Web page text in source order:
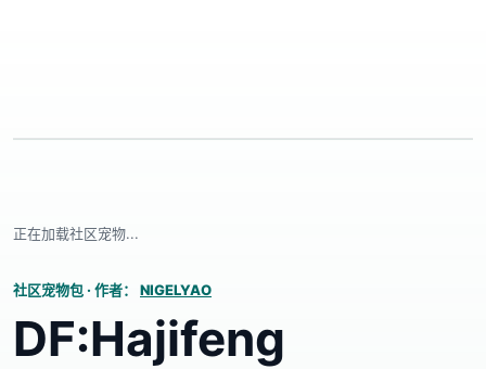
正在加载社区宠物...
社区宠物包 · 作者： NIGELYAO
DF:Hajifeng